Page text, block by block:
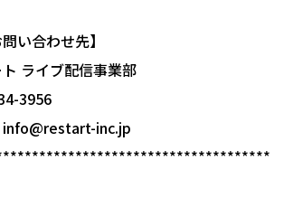
い合わせ先】
ライブ配信事業部
3956
info@restart-inc.jp